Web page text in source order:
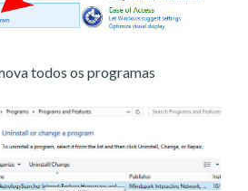
todos os programas